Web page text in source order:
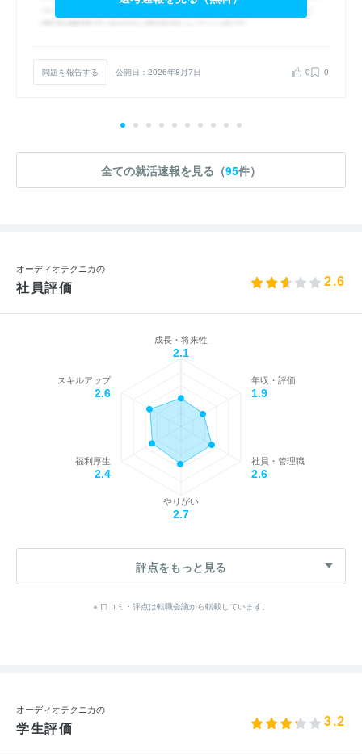
問題を報告する 公開日：2026年8月7日 0 0
全ての就活速報を見る（95件）
オーディオテクニカの
社員評価 2.6
成長・将来性
2.1
年収・評価
1.9
社員・管理職
2.6
やりがい
2.7
福利厚生
2.4
スキルアップ
2.6
評点をもっと見る
※ 口コミ・評点は転職会議から転載しています。
オーディオテクニカの
学生評価 3.2